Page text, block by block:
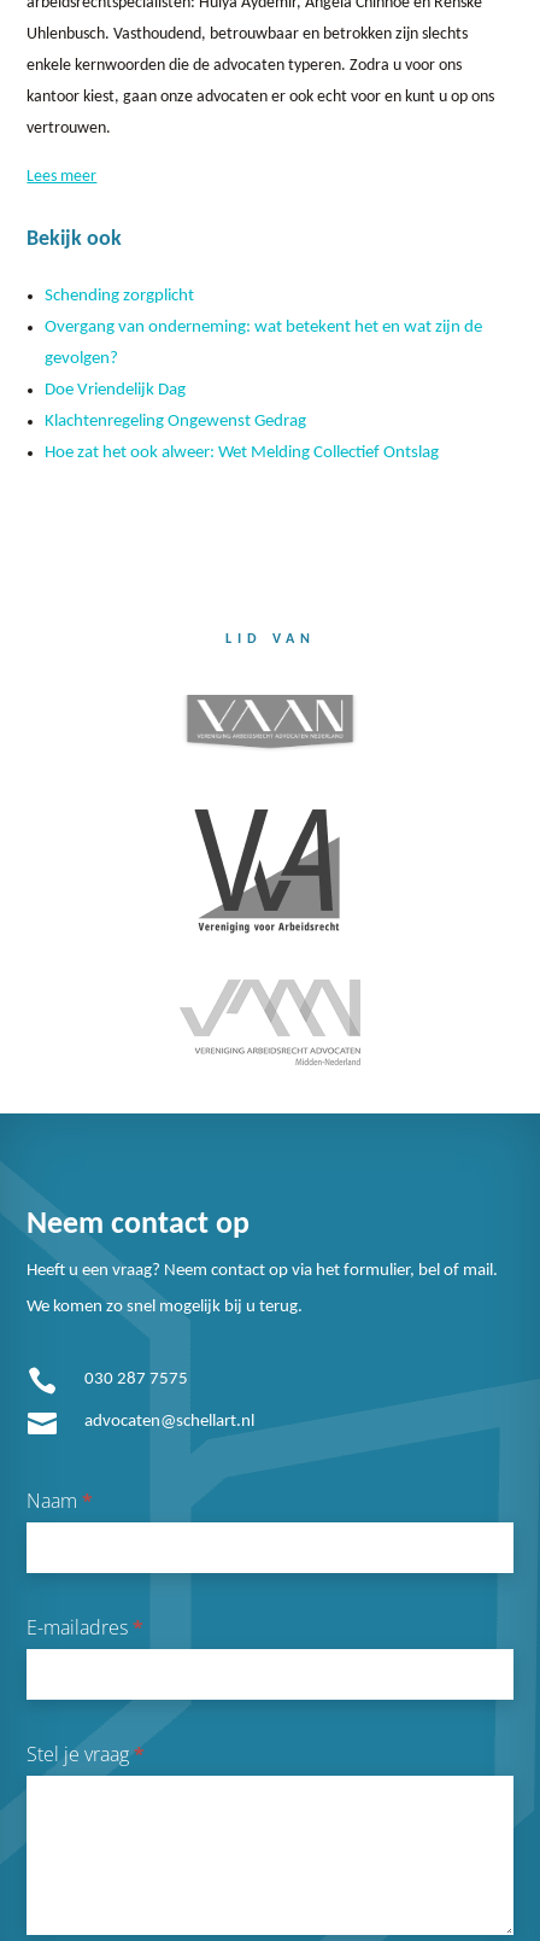
Uhlenbusch. Vasthoudend, betrouwbaar en betrokken zijn slechts
enkele kernwoorden die de advocaten typeren. Zodra u voor ons
kantoor kiest, gaan onze advocaten er ook echt voor en kunt u op ons
vertrouwen.
Lees meer
Bekijk ook
Schending zorgplicht
Overgang van onderneming: wat betekent het en wat zijn de
gevolgen?
Doe Vriendelijk Dag
Klachtenregeling Ongewenst Gedrag
Hoe zat het ook alweer: Wet Melding Collectief Ontslag
LID VAN
Neem contact op
Heeft u een vraag? Neem contact op via het formulier, bel of mail.
We komen zo snel mogelijk bij u terug.
 030 287 7575
 advocaten@schellart.nl
Naam*
E-mailadres*
Stel je vraag*